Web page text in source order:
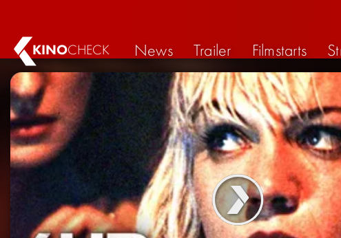
KINOCHECK News Trailer Filmstarts